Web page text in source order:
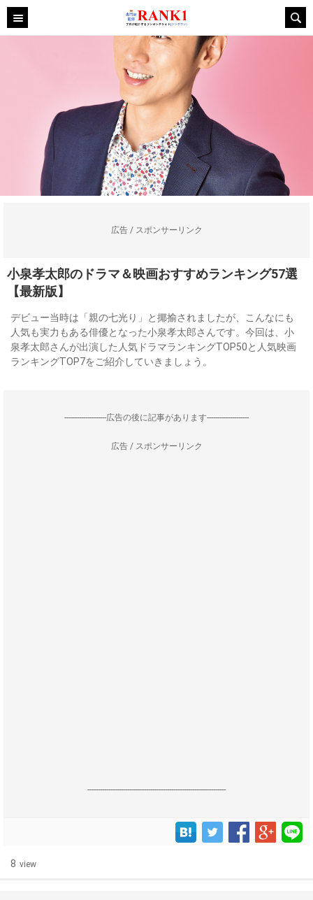
広告 / スポンサーリンク
小泉孝太郎のドラマ＆映画おすすめランキング57選
【最新版】
デビュー当時は「親の七光り」と揶揄されましたが、こんなにも
人気も実力もある俳優となった小泉孝太郎さんです。今回は、小
泉孝太郎さんが出演した人気ドラマランキングTOP50と人気映画
ランキングTOP7をご紹介していきましょう。
--------------------広告の後に記事があります--------------------
広告 / スポンサーリンク
------------------------------------------------------------------
8 view